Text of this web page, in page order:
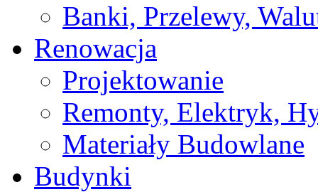
Banki, Przelewy,
Renowacja
Projektowanie
Remonty, Elektryk,
Materiały Budowlane
Budynki